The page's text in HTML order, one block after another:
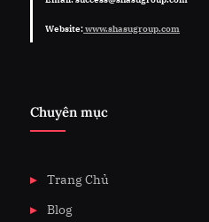
Website:www.shasugroup.com
Chuyên mục
Trang Chủ
Blog